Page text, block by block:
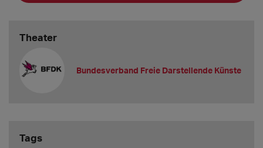
Theater
Bundesverband Freie Darstellende Künste
Tags